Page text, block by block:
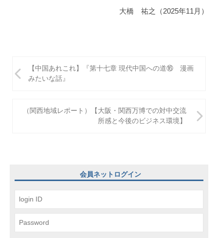
大橋 祐之（2025年11月）
稿
ン
【中国あれこれ】『第十七章 現代中国への道⑯ 漫画
みたいな話』
（関西地域レポート）【大阪・関西万博での対中交流
所感と今後のビジネス環境】
会員ネットログイン